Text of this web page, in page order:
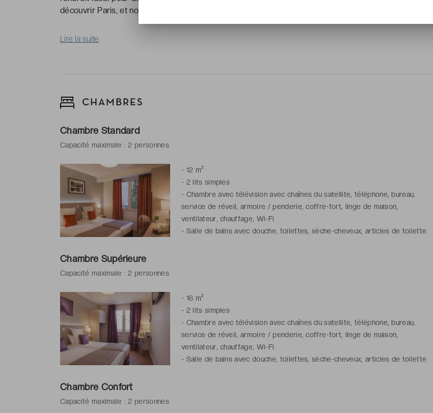
découvrir Paris, et nous avons l'endroit parfait pour vous accueillir : le Dièse Hôtel Bastille.
Lire la suite
CHAMBRES
Chambre Standard
Capacité maximale : 2 personnes
- 12 m²
- 2 lits simples
- Chambre avec télévision avec chaînes du satellite, téléphone, bureau,
service de réveil, armoire / penderie, coffre-fort, linge de maison,
ventilateur, chauffage, Wi-Fi
- Salle de bains avec douche, toilettes, sèche-cheveux, articles de toilette
Chambre Supérieure
Capacité maximale : 2 personnes
- 16 m²
- 2 lits simples
- Chambre avec télévision avec chaînes du satellite, téléphone, bureau,
service de réveil, armoire / penderie, coffre-fort, linge de maison,
ventilateur, chauffage, Wi-Fi
- Salle de bains avec douche, toilettes, sèche-cheveux, articles de toilette
Chambre Confort
Capacité maximale : 2 personnes